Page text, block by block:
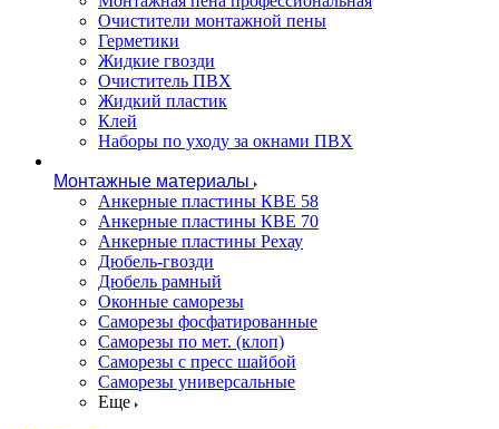
Очистители монтажной пены
Герметики
Жидкие гвозди
Очиститель ПВХ
Жидкий пластик
Клей
Наборы по уходу за окнами ПВХ
Монтажные материалы
Анкерные пластины КВЕ 58
Анкерные пластины КВЕ 70
Анкерные пластины Рехау
Дюбель-гвозди
Дюбель рамный
Оконные саморезы
Саморезы фосфатированные
Саморезы по мет. (клоп)
Саморезы с пресс шайбой
Саморезы универсальные
Еще